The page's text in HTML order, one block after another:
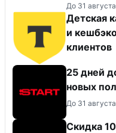
До 31
Детская
и
клиентов
25 дней
новых
До 31
Скидка